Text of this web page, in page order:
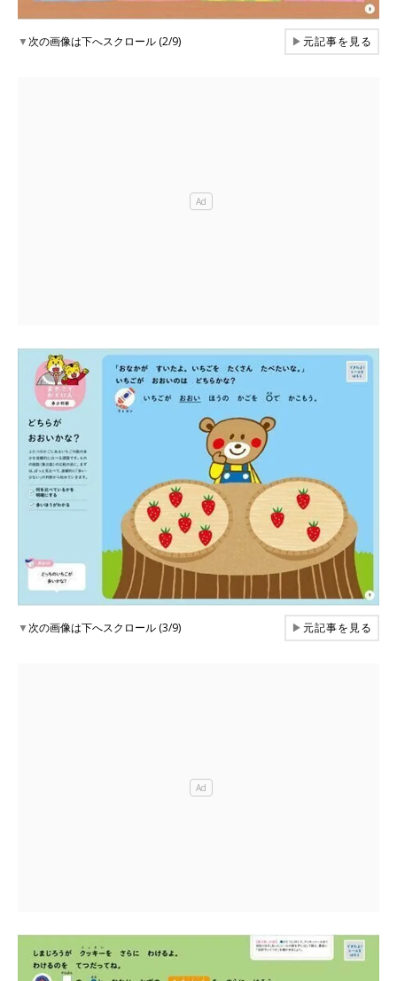
▼次の画像は下へスクロール (2/9) ▶元記事を見る
▼次の画像は下へスクロール (3/9) ▶元記事を見る